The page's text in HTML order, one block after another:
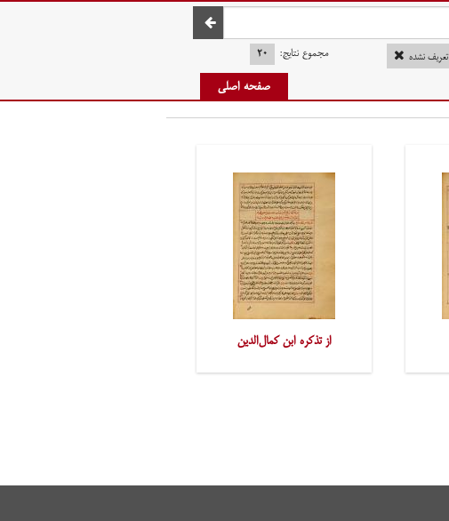
صفحه اصلی
تعریف نشده مجموع نتایج: ۲۰
صفحه اصلی
از تذکره ابن کمال‌الدین